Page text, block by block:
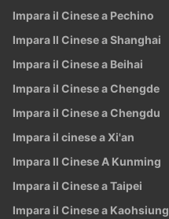
Impara il Cinese a Pechino
Impara Il Cinese a Shanghai
Impara il Cinese a Beihai
Impara il Cinese a Chengde
Impara il Cinese a Chengdu
Impara il cinese a Xi'an
Impara Il Cinese A Kunming
Impara il Cinese a Taipei
Impara il Cinese a Kaohsiung